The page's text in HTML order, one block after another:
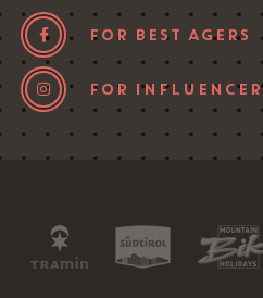
FOR BEST AGERS
FOR INFLUENCER